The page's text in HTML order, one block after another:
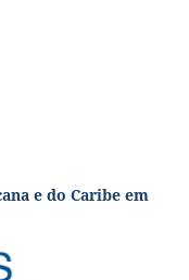
e do Caribe em